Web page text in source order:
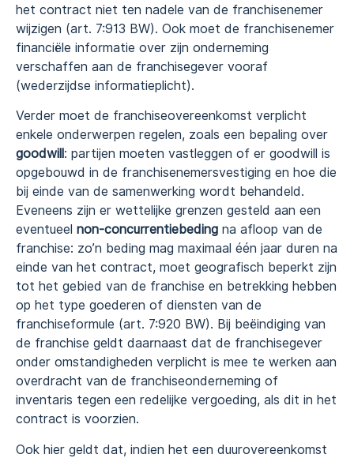
het contract niet ten nadele van de franchisenemer
wijzigen (art. 7:913 BW). Ook moet de franchisenemer
financiële informatie over zijn onderneming
verschaffen aan de franchisegever vooraf
(wederzijdse informatieplicht).
Verder moet de franchiseovereenkomst verplicht
enkele onderwerpen regelen, zoals een bepaling over
goodwill : partijen moeten vastleggen of er goodwill is
opgebouwd in de franchisenemersvestiging en hoe die
bij einde van de samenwerking wordt behandeld.
Eveneens zijn er wettelijke grenzen gesteld aan een
eventueel non-concurrentiebeding na afloop van de
franchise: zo’n beding mag maximaal één jaar duren na
einde van het contract, moet geografisch beperkt zijn
tot het gebied van de franchise en betrekking hebben
op het type goederen of diensten van de
franchiseformule (art. 7:920 BW). Bij beëindiging van
de franchise geldt daarnaast dat de franchisegever
onder omstandigheden verplicht is mee te werken aan
overdracht van de franchiseonderneming of
inventaris tegen een redelijke vergoeding, als dit in het
contract is voorzien.
Ook hier geldt dat, indien het een duurovereenkomst